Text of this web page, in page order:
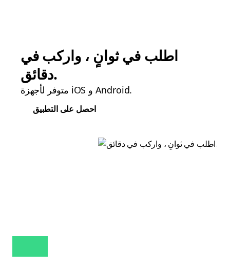
اطلب في ثوانٍ ، واركب في
دقائق.
متوفر لأجهزة iOS و Android.
احصل على التطبيق